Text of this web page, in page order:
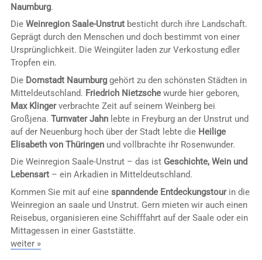
Naumburg.
Die Weinregion Saale-Unstrutbesticht durch ihre Landschaft.
Geprägt durch den Menschen und doch bestimmt von einer
Ursprünglichkeit. Die Weingüter laden zur Verkostung edler
Tropfen ein.
Die Domstadt Naumburggehört zu den schönsten Städten in
Mitteldeutschland. Friedrich Nietzschewurde hier geboren,
Max Klingerverbrachte Zeit auf seinem Weinberg bei
Großjena. Turnvater Jahnlebte in Freyburg an der Unstrut und
auf der Neuenburg hoch über der Stadt lebte die Heilige
Elisabeth von Thüringenund vollbrachte ihr Rosenwunder.
Die Weinregion Saale-Unstrut – das ist Geschichte, Wein und
Lebensart– ein Arkadien in Mitteldeutschland.
Kommen Sie mit auf eine spanndende Entdeckungstourin die
Weinregion an saale und Unstrut. Gern mieten wir auch einen
Reisebus, organisieren eine Schifffahrt auf der Saale oder ein
Mittagessen in einer Gaststätte.
weiter »